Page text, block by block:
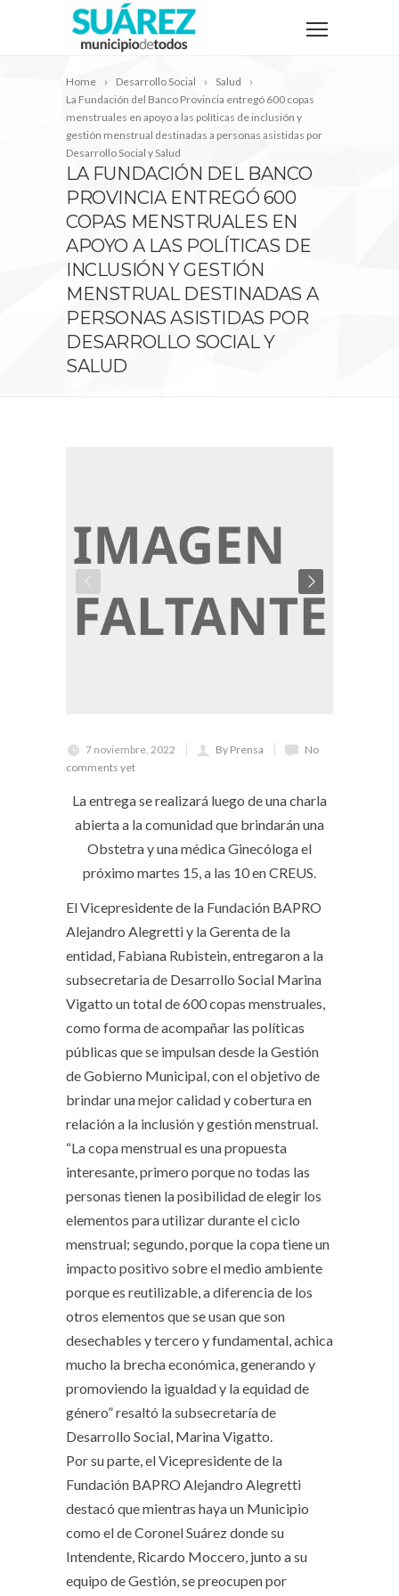
Home Desarrollo Social
Salud
La Fundación del Banco Provincia entregó 600 copas
menstruales en apoyo a las políticas de inclusión y
gestión menstrual destinadas a personas asistidas por
Desarrollo Social y Salud
LA FUNDACIÓN DEL BANCO
PROVINCIA ENTREGÓ 600
COPAS MENSTRUALES EN
APOYO A LAS POLÍTICAS DE
INCLUSIÓN Y GESTIÓN
MENSTRUAL DESTINADAS A
PERSONAS ASISTIDAS POR
DESARROLLO SOCIAL Y
SALUD
7 noviembre, 2022 By Prensa
No
comments yet
La entrega se realizará luego de una charla
abierta a la comunidad que brindarán una
Obstetra y una médica Ginecóloga el
próximo martes 15, a las 10 en CREUS.
El Vicepresidente de la Fundación BAPRO
Alejandro Alegretti y la Gerenta de la
entidad, Fabiana Rubistein, entregaron a la
subsecretaria de Desarrollo Social Marina
Vigatto un total de 600 copas menstruales,
como forma de acompañar las políticas
públicas que se impulsan desde la Gestión
de Gobierno Municipal, con el objetivo de
brindar una mejor calidad y cobertura en
relación a la inclusión y gestión menstrual.
“La copa menstrual es una propuesta
interesante, primero porque no todas las
personas tienen la posibilidad de elegir los
elementos para utilizar durante el ciclo
menstrual; segundo, porque la copa tiene un
impacto positivo sobre el medio ambiente
porque es reutilizable, a diferencia de los
otros elementos que se usan que son
desechables y tercero y fundamental, achica
mucho la brecha económica, generando y
promoviendo la igualdad y la equidad de
género” resaltó la subsecretaría de
Desarrollo Social, Marina Vigatto.
Por su parte, el Vicepresidente de la
Fundación BAPRO Alejandro Alegretti
destacó que mientras haya un Municipio
como el de Coronel Suárez donde su
Intendente, Ricardo Moccero, junto a su
equipo de Gestión, se preocupen por